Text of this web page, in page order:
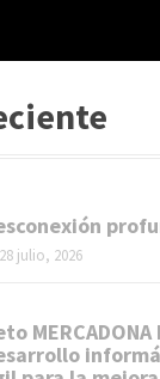
28 julio, 2026
MERCADONA